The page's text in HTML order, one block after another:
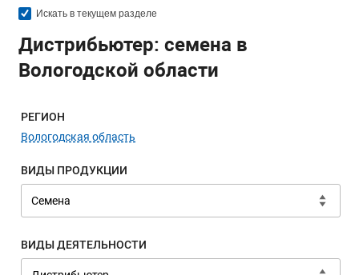
Искать в текущем разделе
Дистрибьютер: семена в
Вологодской области
Меню навигации
РЕГИОН
Вологодская область
ВИДЫ ПРОДУКЦИИ
ВИДЫ ДЕЯТЕЛЬНОСТИ